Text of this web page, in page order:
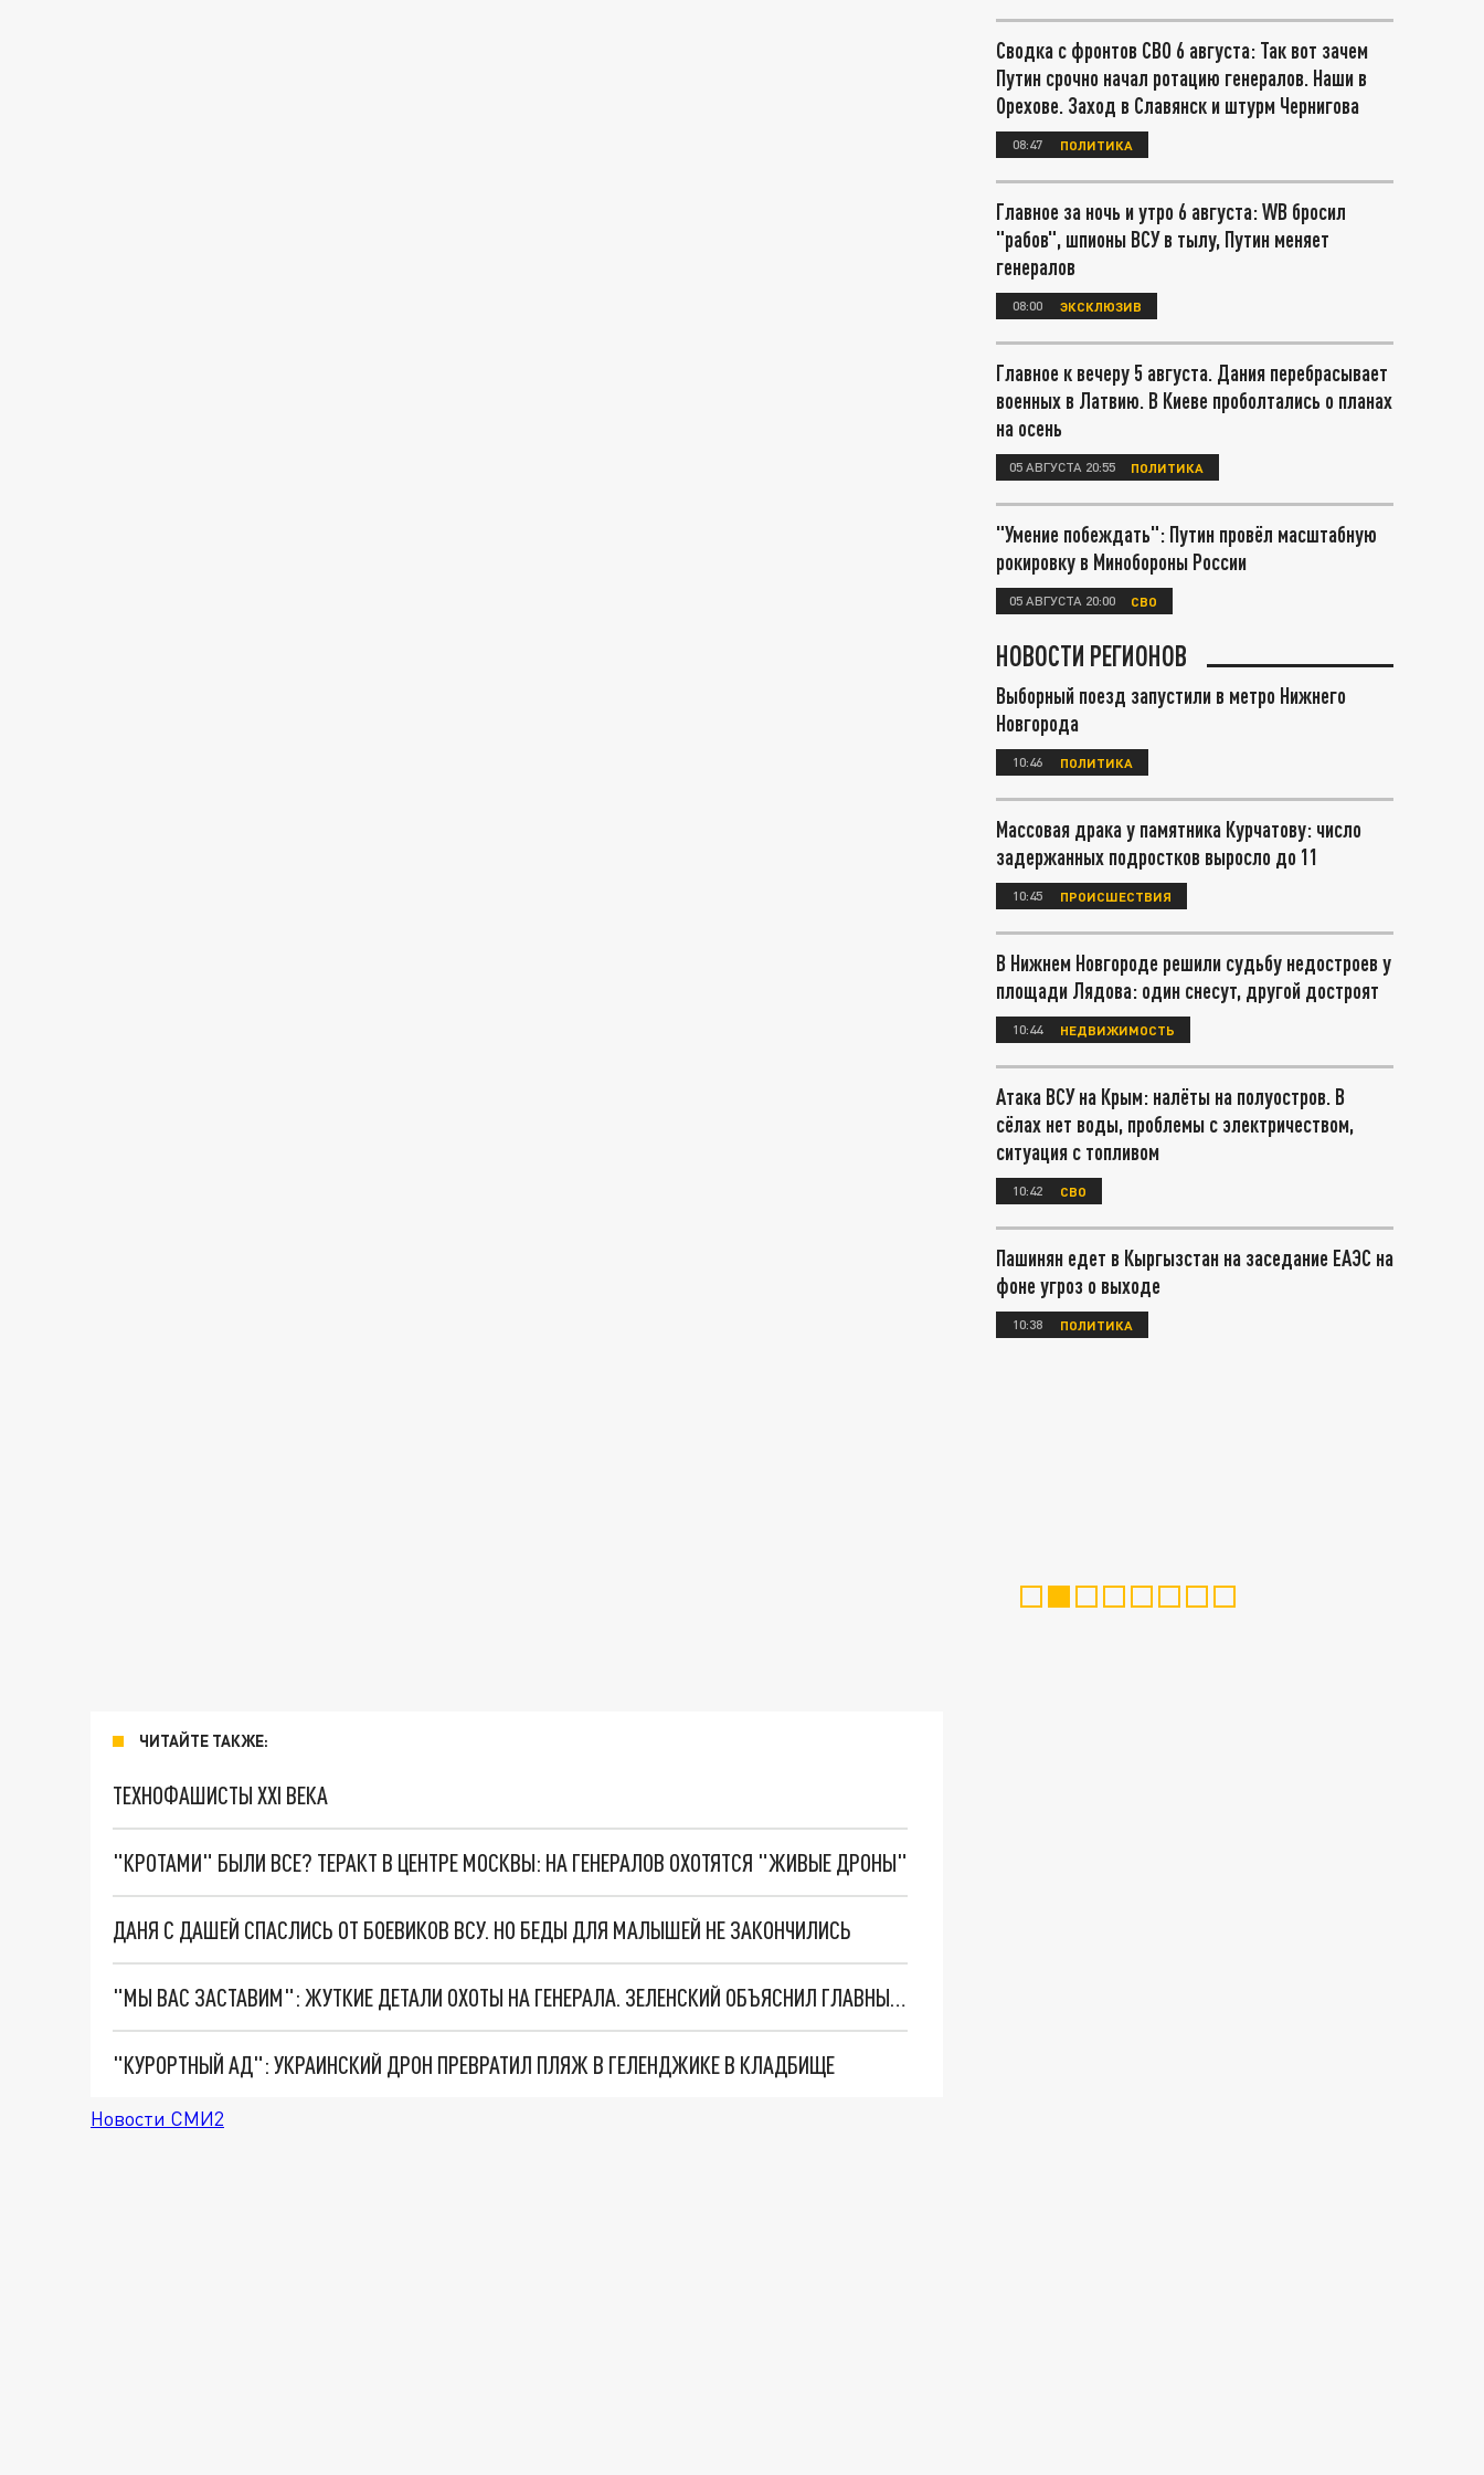
ЧИТАЙТЕ ТАКЖЕ:
ТЕХНОФАШИСТЫ XXI ВЕКА
"КРОТАМИ" БЫЛИ ВСЕ? ТЕРАКТ В ЦЕНТРЕ МОСКВЫ: НА ГЕНЕРАЛОВ ОХОТЯТСЯ "ЖИВЫЕ ДРОНЫ"
ДАНЯ С ДАШЕЙ СПАСЛИСЬ ОТ БОЕВИКОВ ВСУ. НО БЕДЫ ДЛЯ МАЛЫШЕЙ НЕ ЗАКОНЧИЛИСЬ
"МЫ ВАС ЗАСТАВИМ": ЖУТКИЕ ДЕТАЛИ ОХОТЫ НА ГЕНЕРАЛА. ЗЕЛЕНСКИЙ ОБЪЯСНИЛ ГЛАВНЫЙ СМЫСЛ ТЕРАКТА В ЦЕНТРЕ МОСКВЫ
"КУРОРТНЫЙ АД": УКРАИНСКИЙ ДРОН ПРЕВРАТИЛ ПЛЯЖ В ГЕЛЕНДЖИКЕ В КЛАДБИЩЕ
Новости СМИ2
Сводка с фронтов СВО 6 августа: Так вот зачем
Путин срочно начал ротацию генералов. Наши в
Орехове. Заход в Славянск и штурм Чернигова
08:47 ПОЛИТИКА
Главное за ночь и утро 6 августа: WB бросил
"рабов", шпионы ВСУ в тылу, Путин меняет
генералов
08:00 ЭКСКЛЮЗИВ
Главное к вечеру 5 августа. Дания перебрасывает
военных в Латвию. В Киеве проболтались о планах
на осень
05 АВГУСТА 20:55 ПОЛИТИКА
"Умение побеждать": Путин провёл масштабную
рокировку в Минобороны России
05 АВГУСТА 20:00 СВО
НОВОСТИ РЕГИОНОВ
Выборный поезд запустили в метро Нижнего
Новгорода
10:46 ПОЛИТИКА
Массовая драка у памятника Курчатову: число
задержанных подростков выросло до 11
10:45 ПРОИСШЕСТВИЯ
В Нижнем Новгороде решили судьбу недостроев у
площади Лядова: один снесут, другой достроят
10:44 НЕДВИЖИМОСТЬ
Атака ВСУ на Крым: налёты на полуостров. В
сёлах нет воды, проблемы с электричеством,
ситуация с топливом
10:42 СВО
Пашинян едет в Кыргызстан на заседание ЕАЭС на
фоне угроз о выходе
10:38 ПОЛИТИКА